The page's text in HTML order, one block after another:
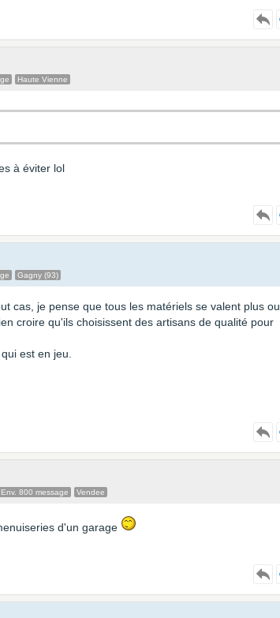
Haute Vienne
à éviter lol
Gagny (93)
cas, je pense que tous les matériels se valent plus ou
croire qu'ils choisissent des artisans de qualité pour
est en jeu.
Env. 800 message Vendee
d'un garage